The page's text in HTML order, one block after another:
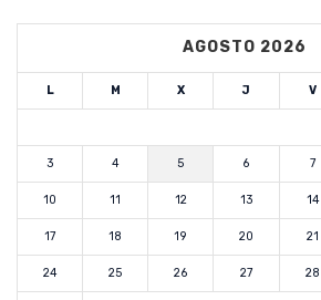
AGOSTO 2026
L M X J V
3 4 5 6 7
10 11 12 13 14
17 18 19 20 21
24 25 26 27 28